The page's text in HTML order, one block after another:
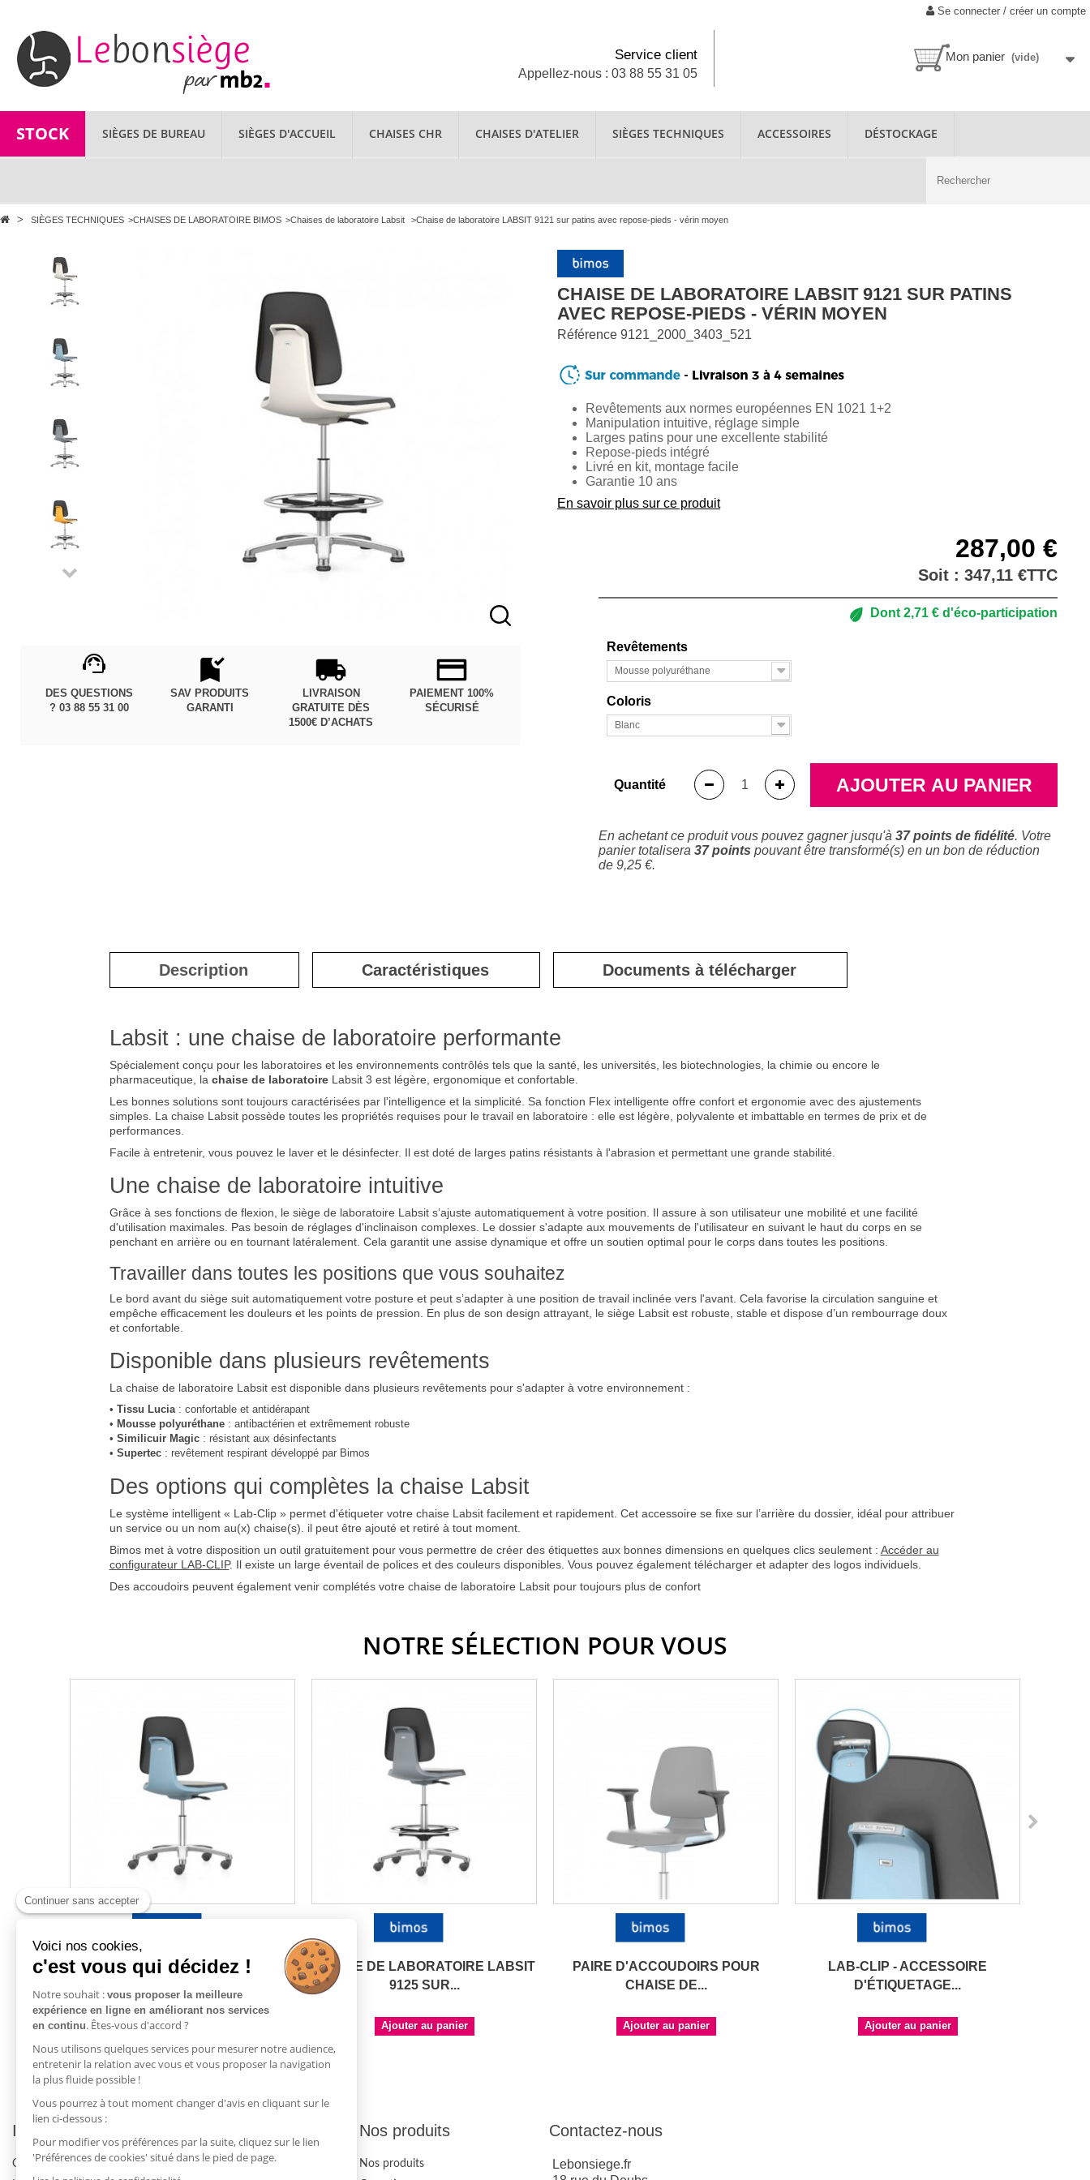
Se connecter / créer un compte
Service client
Appellez-nous : 03 88 55 31 05
Mon panier (vide)
STOCK SIÈGES DE BUREAU SIÈGES D'ACCUEIL CHAISES CHR CHAISES D'ATELIER SIÈGES TECHNIQUES ACCESSOIRES DÉSTOCKAGE
> SIÈGES TECHNIQUES >CHAISES DE LABORATOIRE BIMOS >Chaises de laboratoire Labsit >Chaise de laboratoire LABSIT 9121 sur patins avec repose-pieds - vérin moyen
DES QUESTIONS
? 03 88 55 31 00
SAV PRODUITS
GARANTI
LIVRAISON
GRATUITE DÈS
1500€ D’ACHATS
PAIEMENT 100%
SÉCURISÉ
CHAISE DE LABORATOIRE LABSIT 9121 SUR PATINS
AVEC REPOSE-PIEDS - VÉRIN MOYEN
Référence 9121_2000_3403_521
Revêtements aux normes européennes EN 1021 1+2
Manipulation intuitive, réglage simple
Larges patins pour une excellente stabilité
Repose-pieds intégré
Livré en kit, montage facile
Garantie 10 ans
En savoir plus sur ce produit
287,00 €
Soit : 347,11 €TTC
Dont 2,71 €d'éco-participation
Revêtements
Mousse polyuréthane
Coloris
Blanc
Quantité AJOUTER AU PANIER
En achetant ce produit vous pouvez gagner jusqu'à37points de fidélité. Votre
panier totalisera37points pouvant être transformé(s) en un bon de réduction
de9,25 €.
Description Caractéristiques Documents à télécharger
Labsit : une chaise de laboratoire performante
Spécialement conçu pour les laboratoires et les environnements contrôlés tels que la santé, les universités, les biotechnologies, la chimie ou encore le
pharmaceutique, la chaise de laboratoireLabsit 3 est légère, ergonomique et confortable.
Les bonnes solutions sont toujours caractérisées par l'intelligence et la simplicité. Sa fonction Flex intelligente offre confort et ergonomie avec des ajustements
simples. La chaise Labsit possède toutes les propriétés requises pour le travail en laboratoire : elle est légère, polyvalente et imbattable en termes de prix et de
performances.
Facile à entretenir, vous pouvez le laver et le désinfecter. Il est doté de larges patins résistants à l'abrasion et permettant une grande stabilité.
Une chaise de laboratoire intuitive
Grâce à ses fonctions de flexion, le siège de laboratoire Labsit s’ajuste automatiquement à votre position. Il assure à son utilisateur une mobilité et une facilité
d'utilisation maximales. Pas besoin de réglages d'inclinaison complexes. Le dossier s'adapte aux mouvements de l'utilisateur en suivant le haut du corps en se
penchant en arrière ou en tournant latéralement. Cela garantit une assise dynamique et offre un soutien optimal pour le corps dans toutes les positions.
Travailler dans toutes les positions que vous souhaitez
Le bord avant du siège suit automatiquement votre posture et peut s’adapter à une position de travail inclinée vers l'avant. Cela favorise la circulation sanguine et
empêche efficacement les douleurs et les points de pression. En plus de son design attrayant, le siège Labsit est robuste, stable et dispose d’un rembourrage doux
et confortable.
Disponible dans plusieurs revêtements
La chaise de laboratoire Labsit est disponible dans plusieurs revêtements pour s'adapter à votre environnement :
• Tissu Lucia: confortable et antidérapant
• Mousse polyuréthane: antibactérien et extrêmement robuste
• Similicuir Magic: résistant aux désinfectants
• Supertec : revêtement respirant développé par Bimos
Des options qui complètes la chaise Labsit
Le système intelligent « Lab-Clip » permet d'étiqueter votre chaise Labsit facilement et rapidement. Cet accessoire se fixe sur l’arrière du dossier, idéal pour attribuer
un service ou un nom au(x) chaise(s). il peut être ajouté et retiré à tout moment.
Bimos met à votre disposition un outil gratuitement pour vous permettre de créer des étiquettes aux bonnes dimensions en quelques clics seulement : Accéder au
configurateur LAB-CLIP. Il existe un large éventail de polices et des couleurs disponibles. Vous pouvez également télécharger et adapter des logos individuels.
Des accoudoirs peuvent également venir complétés votre chaise de laboratoire Labsit pour toujours plus de confort
NOTRE SÉLECTION POUR VOUS
CHAISE DE LABORATOIRE LABSIT
Ajouter au panier
CHAISE DE LABORATOIRE LABSIT
9125 SUR...
Ajouter au panier
PAIRE D'ACCOUDOIRS POUR
CHAISE DE...
Ajouter au panier
LAB-CLIP - ACCESSOIRE
D'ÉTIQUETAGE...
Ajouter au panier
Informations
Qui sommes-nous ?
Se connecter à mon compte
Nos produits
Nos produits
Contactez-nous
Lebonsiege.fr
Continuer sans accepter
Voici nos cookies,
c'est vous qui décidez !
Notre souhait : vous proposer la meilleure
expérience en ligne en améliorant nos services
en continu. Êtes-vous d'accord ?
Nous utilisons quelques services pour mesurer notre audience,
entretenir la relation avec vous et vous proposer la navigation
la plus fluide possible !
Vous pourrez à tout moment changer d'avis en cliquant sur le
lien ci-dessous :
Pour modifier vos préférences par la suite, cliquez sur le lien
'Préférences de cookies' situé dans le pied de page.